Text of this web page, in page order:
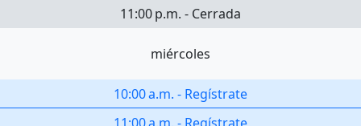
11:00 p.m. - Cerrada
miércoles
10:00 a.m. - Regístrate